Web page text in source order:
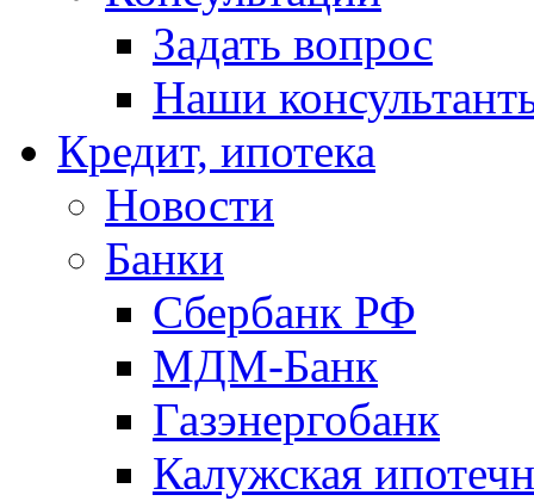
Задать вопрос
Наши
Кредит, ипотека
Новости
Банки
Сбербанк РФ
МДМ-Банк
Газэнергобанк
Калужская